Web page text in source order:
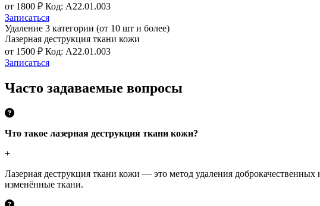
от 1800 ₽ Код: A22.01.003
Записаться
Удаление 3 категории (от 10 шт и более)
Лазерная деструкция ткани кожи
от 1500 ₽ Код: A22.01.003
Записаться
Часто задаваемые вопросы
Что такое лазерная деструкция ткани кожи?
+
Лазерная деструкция ткани кожи — это метод удаления
изменённые ткани.